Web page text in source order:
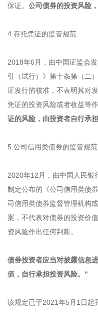
保证。 公司债券的投资风险
4.存托凭证的监管规范
2018年6月，由中国证监会
引（试行）》第十条第（二
证发行的核准，不表明其对
凭证的投资风险或者收益等
证的风险，由投资者自行承担
5.公司信用类债券的监管规范
2020年12月，由中国人民银
制定公布的《公司信用类债
司信用类债券监督管理机构
案，不代表对债券的投资价
资风险作出任何判断。
债券投资者应当对披露信息
值，自行承担投资风险。”
该规定已于2021年5月1日起